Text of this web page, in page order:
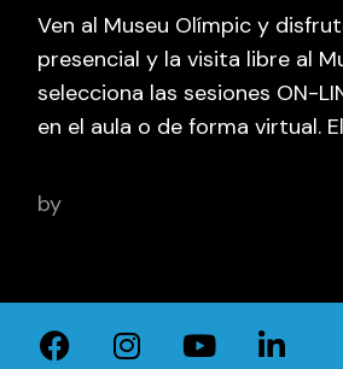
Ven al Museu Olímpic y
presencial y la visita libre al
selecciona las sesiones ON-
en el aula o de forma virtual.
by